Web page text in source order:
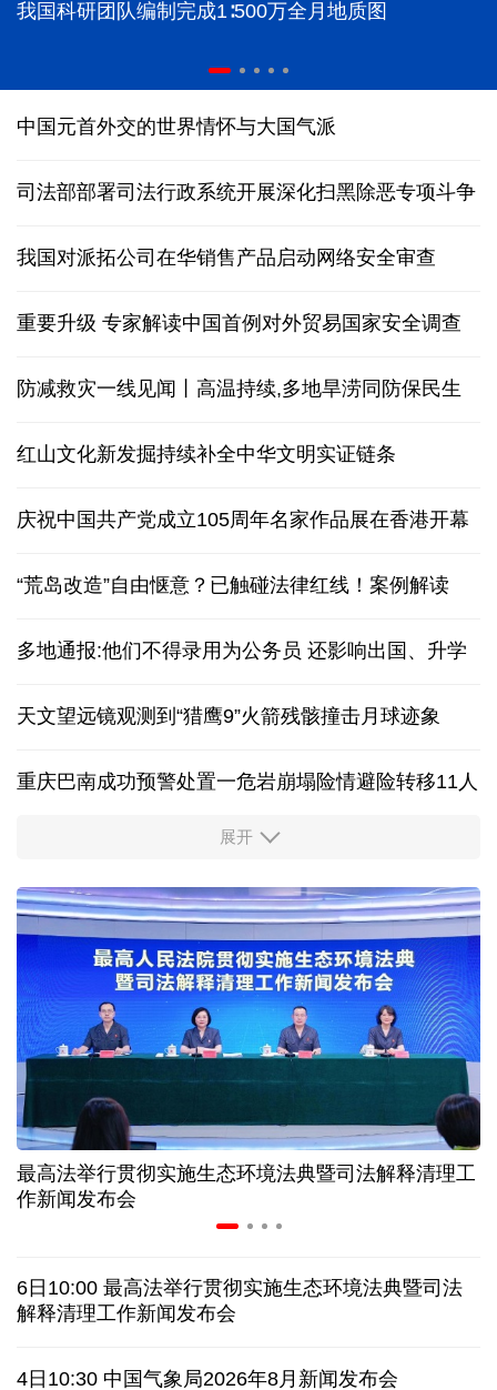
我国科研团队编制完成1∶500万全月地质图
中国元首外交的世界情怀与大国气派
司法部部署司法行政系统开展深化扫黑除恶专项斗争
我国对派拓公司在华销售产品启动网络安全审查
重要升级 专家解读中国首例对外贸易国家安全调查
防减救灾一线见闻丨高温持续,多地旱涝同防保民生
红山文化新发掘持续补全中华文明实证链条
庆祝中国共产党成立105周年名家作品展在香港开幕
“荒岛改造”自由惬意？已触碰法律红线！案例解读
多地通报:他们不得录用为公务员 还影响出国、升学
天文望远镜观测到“猎鹰9”火箭残骸撞击月球迹象
重庆巴南成功预警处置一危岩崩塌险情避险转移11人
“新”意盎然，外资机构持续看好中国经济
中证协召开国际业务委员会主任委员（扩大）会议
我国首个银行业数据出境负面清单备案案例落地北京
科创转型到全球布局 上海出台规划让民企敢闯敢投
合肥"人工智能+"多场景落地 千行百业装上智慧引擎
宇树科技战略配售名单公布:DeepSeek、腾讯等在列
俄外交部说日本加速"再军事化"扰乱地区及全球安全
被曝酒驾、盗窃、猥亵等 日本自卫队多人遭受处分
展开
最高法举行贯彻实施生态环境法典暨司法解释清理工
作新闻发布会
6日10:00 最高法举行贯彻实施生态环境法典暨司法
解释清理工作新闻发布会
4日10:30 中国气象局2026年8月新闻发布会